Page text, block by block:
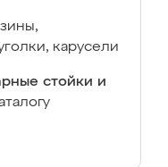
карусели
стойки и